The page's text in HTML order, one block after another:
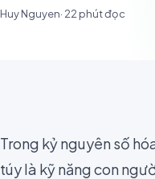
Huy Nguyen· 22 phút đọc
Trong kỷ nguyên số
túy là kỹ năng con